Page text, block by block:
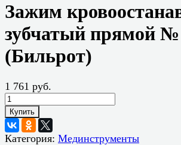
Зажим
зубчатый прямой
(Бильрот)
1 761 руб.
Купить
Категория: Мединструменты